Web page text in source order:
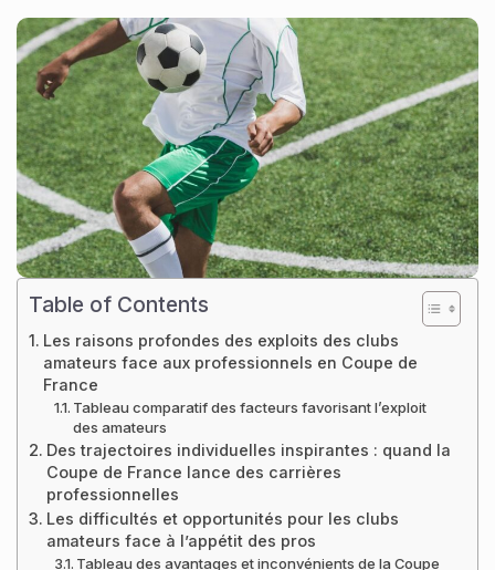
Table of Contents
Les raisons profondes des exploits des clubs
amateurs face aux professionnels en Coupe de
France
Tableau comparatif des facteurs favorisant l’exploit
des amateurs
Des trajectoires individuelles inspirantes : quand la
Coupe de France lance des carrières
professionnelles
Les difficultés et opportunités pour les clubs
amateurs face à l’appétit des pros
Tableau des avantages et inconvénients de la Coupe